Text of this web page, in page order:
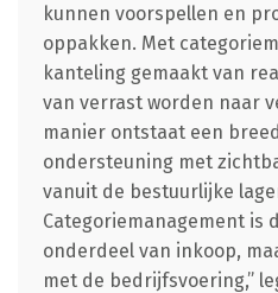
kunnen voorspellen en
oppakken. Met
kanteling gemaakt van
van verrast worden naar
manier ontstaat een
ondersteuning met
vanuit de bestuurlijke
Categoriemanagement is
onderdeel van inkoop,
met de bedrijfsvoering,”